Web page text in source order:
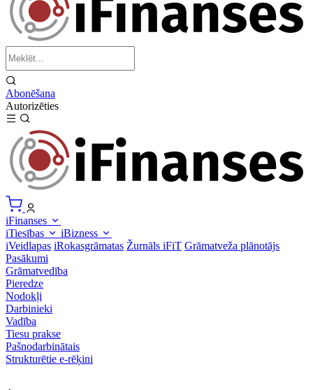
Abonēšana
Autorizēties
iFinanses
iTiesības
iBizness
iVeidlapas iRokasgrāmatas Žurnāls iFiT Grāmatveža plānotājs
Pasākumi
Grāmatvedība
Pieredze
Nodokļi
Darbinieki
Vadība
Tiesu prakse
Pašnodarbinātais
Strukturētie e-rēķini